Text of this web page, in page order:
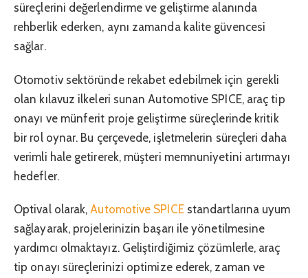
süreçlerini değerlendirme ve geliştirme alanında
rehberlik ederken, aynı zamanda kalite güvencesi
sağlar.
Otomotiv sektöründe rekabet edebilmek için gerekli
olan kılavuz ilkeleri sunan Automotive SPICE, araç tip
onayı ve münferit proje geliştirme süreçlerinde kritik
bir rol oynar. Bu çerçevede, işletmelerin süreçleri daha
verimli hale getirerek, müşteri memnuniyetini artırmayı
hedefler.
Optival olarak, Automotive SPICEstandartlarına uyum
sağlayarak, projelerinizin başarı ile yönetilmesine
yardımcı olmaktayız. Geliştirdiğimiz çözümlerle, araç
tip onayı süreçlerinizi optimize ederek, zaman ve